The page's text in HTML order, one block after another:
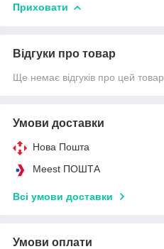
Приховати
Відгуки про товар
Ще немає відгуків про цей товар
Умови доставки
Нова Пошта
Meest ПОШТА
Всі умови доставки
Умови оплати